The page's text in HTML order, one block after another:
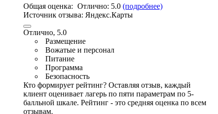
Общая оценка: Отлично: 5.0 (подробнее)
Источник отзыва: Яндекс.Карты
Отлично, 5.0
Размещение
Вожатые и персонал
Питание
Программа
Безопасность
Кто формирует рейтинг? Оставляя отзыв, каждый
клиент оценивает лагерь по пяти параметрам по 5-
балльной шкале. Рейтинг - это средняя оценка по всем
отзывам.